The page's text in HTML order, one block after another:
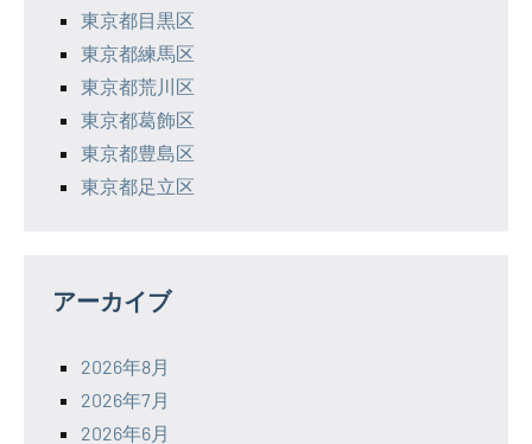
東京都目黒区
東京都練馬区
東京都荒川区
東京都葛飾区
東京都豊島区
東京都足立区
アーカイブ
2026年8月
2026年7月
2026年6月